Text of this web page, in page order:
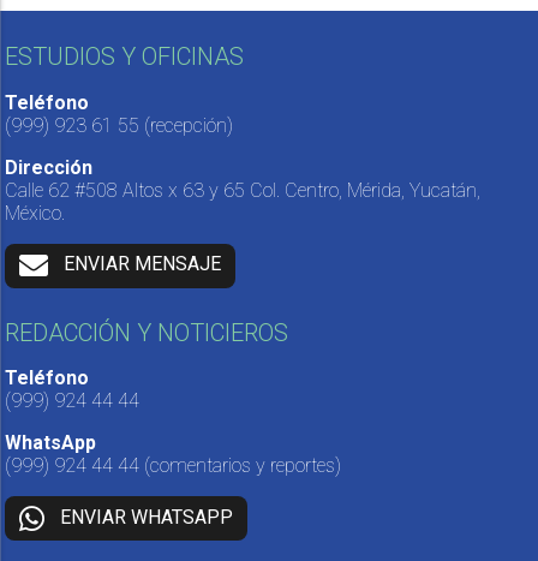
ESTUDIOS Y OFICINAS
Teléfono
(999) 923 61 55 (recepción)
Dirección
Calle 62 #508 Altos x 63 y 65 Col. Centro, Mérida, Yucatán,
México.
ENVIAR MENSAJE
REDACCIÓN Y NOTICIEROS
Teléfono
(999) 924 44 44
WhatsApp
(999) 924 44 44 (comentarios y reportes)
ENVIAR WHATSAPP